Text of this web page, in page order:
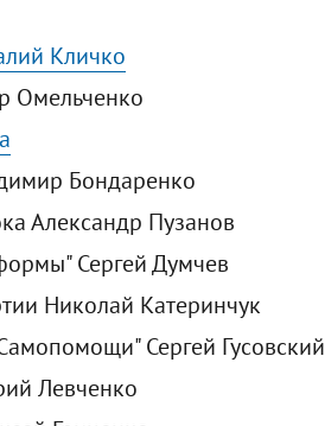
Кличко
Омельченко
Бондаренко
Александр Пузанов
Сергей Думчев
Николай Катеринчук
Сергей Гусовский
Левченко